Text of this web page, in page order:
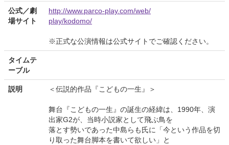
公式／劇
場サイト
http://www.parco-play.com/web/
play/kodomo/
※正式な公演情報は公式サイトでご確認ください。
タイムテ
ーブル
説明 ＜伝説的作品『こどもの一生』＞
舞台『こどもの一生』の誕生の経緯は、1990年、演
出家G2が、当時小説家として飛ぶ鳥を
落とす勢いであった中島らも氏に「今という作品を切
り取った舞台脚本を書いて欲しい」と